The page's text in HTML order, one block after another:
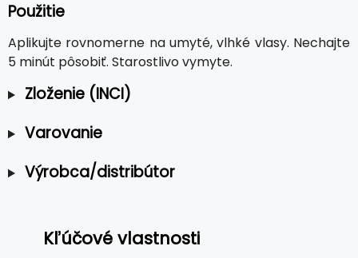
Použitie
Aplikujte rovnomerne na umyté, vlhké vlasy. Nechajte
5 minút pôsobiť. Starostlivo vymyte.
Zloženie (INCI)
Varovanie
Výrobca/distribútor
Kľúčové vlastnosti